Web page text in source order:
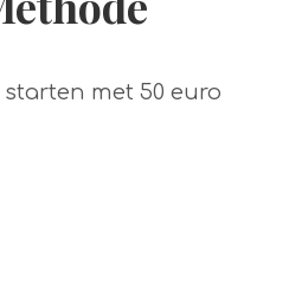
met 50 euro